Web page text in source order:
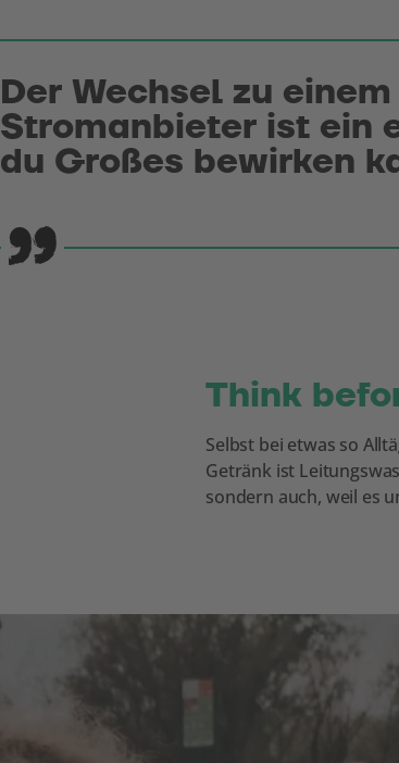
Der Wechsel zu
Stromanbieter ist ein
du Großes bewirken
Think
Selbst bei etwas so
Getränk ist
sondern auch, weil es